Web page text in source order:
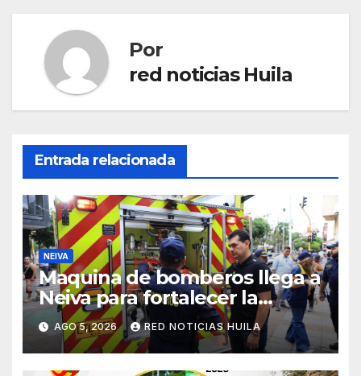
Por
red noticias Huila
Entrada relacionada
NEIVA
Maquina de bomberos llega a
Neiva para fortalecer la
asistencia en las
emergencias ocasionadas por
el fenómeno del niño
AGO 5, 2026 RED NOTICIAS HUILA